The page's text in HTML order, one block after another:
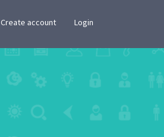
Create account Login